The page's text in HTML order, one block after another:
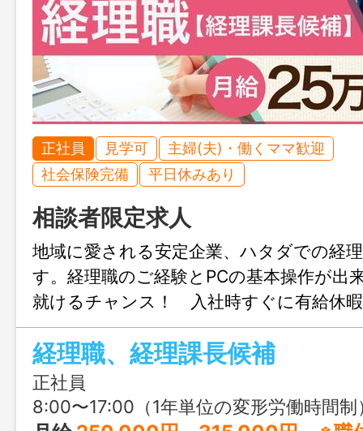
正社員 見学可
主婦(夫)・働くママ歓迎
社会保険完備
平日休みあり
相談者限定求人
地域に愛される安定企業、ハタダでの経
す。経理職のご経験とPCの基本操作が出
就けるチャンス！ 入社時すぐに有給休
割でハタダの商品を買えるのも嬉しい
を活かして活躍してみませんか？
経理職、経理課長候補
正社員
8:00〜17:00（1年単位の変形労働時間制